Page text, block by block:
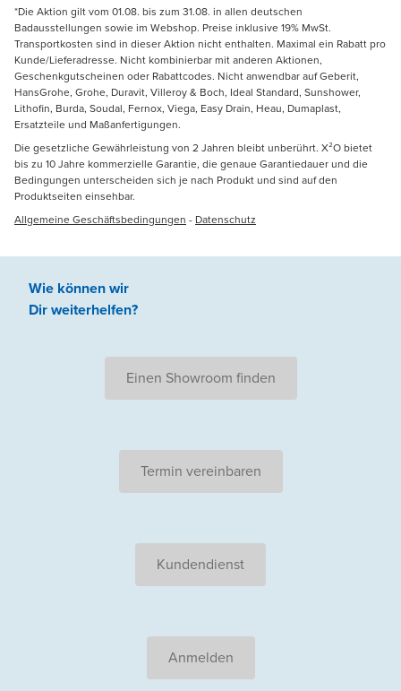
*Die Aktion gilt vom 01.08. bis zum 31.08. in allen deutschen
Badausstellungen sowie im Webshop. Preise inklusive 19% MwSt.
Transportkosten sind in dieser Aktion nicht enthalten. Maximal ein Rabatt pro
Kunde/Lieferadresse. Nicht kombinierbar mit anderen Aktionen,
Geschenkgutscheinen oder Rabattcodes. Nicht anwendbar auf Geberit,
HansGrohe, Grohe, Duravit, Villeroy & Boch, Ideal Standard, Sunshower,
Lithofin, Burda, Soudal, Fernox, Viega, Easy Drain, Heau, Dumaplast,
Ersatzteile und Maßanfertigungen.
Die gesetzliche Gewährleistung von 2 Jahren bleibt unberührt. X²O bietet
bis zu 10 Jahre kommerzielle Garantie, die genaue Garantiedauer und die
Bedingungen unterscheiden sich je nach Produkt und sind auf den
Produktseiten einsehbar.
Allgemeine Geschäftsbedingungen - Datenschutz
Wie können wir
Dir weiterhelfen?
Einen Showroom finden
Termin vereinbaren
Kundendienst
Anmelden